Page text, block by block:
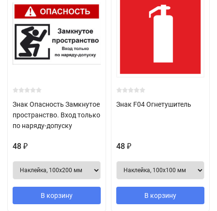
Знак Опасность Замкнутое
пространство. Вход только
по наряду-допуску
48 ₽
В корзину
Знак F04 Огнетушитель
48 ₽
В корзину